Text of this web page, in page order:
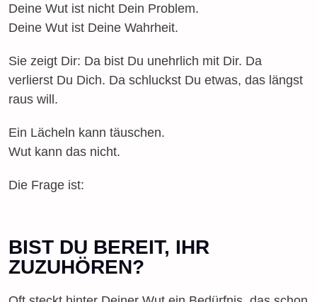
Deine Wut ist nicht Dein Problem.
Deine Wut ist Deine Wahrheit.
Sie zeigt Dir: Da bist Du unehrlich mit Dir. Da
verlierst Du Dich. Da schluckst Du etwas, das längst
raus will.
Ein Lächeln kann täuschen.
Wut kann das nicht.
Die Frage ist:
BIST DU BEREIT, IHR
ZUZUHÖREN?